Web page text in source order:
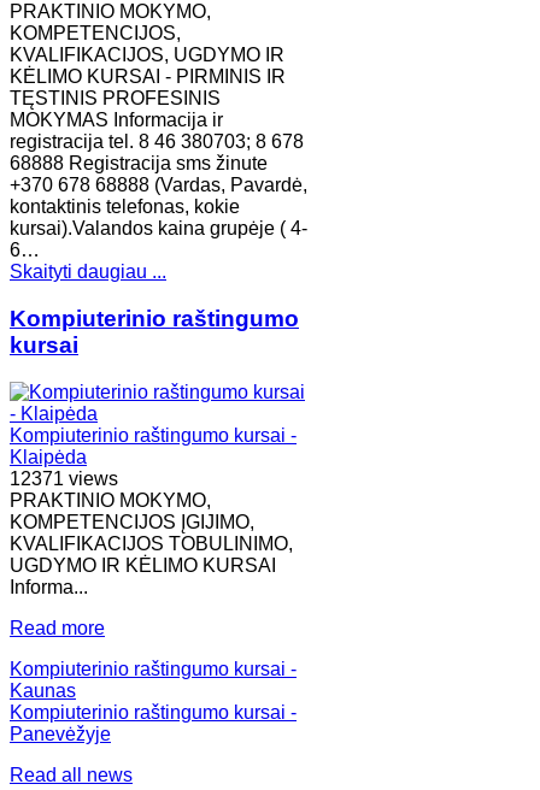
PRAKTINIO MOKYMO,
KOMPETENCIJOS,
KVALIFIKACIJOS, UGDYMO IR
KĖLIMO KURSAI - PIRMINIS IR
TĘSTINIS PROFESINIS
MOKYMAS Informacija ir
registracija tel. 8 46 380703; 8 678
68888 Registracija sms žinute
+370 678 68888 (Vardas, Pavardė,
kontaktinis telefonas, kokie
kursai).Valandos kaina grupėje ( 4-
6…
Skaityti daugiau ...
Kompiuterinio raštingumo
kursai
Kompiuterinio raštingumo kursai -
Klaipėda
12371 views
PRAKTINIO MOKYMO,
KOMPETENCIJOS ĮGIJIMO,
KVALIFIKACIJOS TOBULINIMO,
UGDYMO IR KĖLIMO KURSAI
Informa...
Read more
Kompiuterinio raštingumo kursai -
Kaunas
Kompiuterinio raštingumo kursai -
Panevėžyje
Read all news